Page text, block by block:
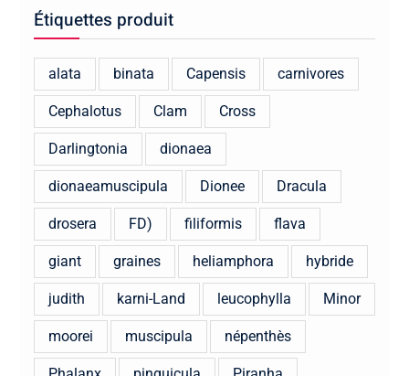
Étiquettes produit
alata binata Capensis carnivores
Cephalotus Clam Cross
Darlingtonia dionaea
dionaeamuscipula Dionee Dracula
drosera FD) filiformis flava
giant graines heliamphora hybride
judith karni-Land leucophylla Minor
moorei muscipula népenthès